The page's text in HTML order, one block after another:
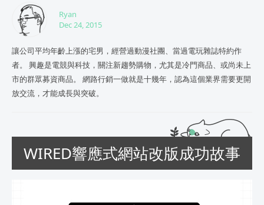
Ryan
Dec 24, 2015
讓公司平均年齡上漲的宅男，經營過動漫社團、當過電玩雜誌特約作
者。 興趣是電競與科技，關注新趨勢購物，尤其是冷門商品、或尚未上
市的群眾募資商品。 網路行銷一做就是十幾年，認為這個業界需要更開
放交流，才能成長與突破。
WIRED響應式網站改版成功故事